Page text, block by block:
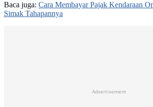
Baca juga: Cara Membayar Pajak Kendaraan
Simak Tahapannya
Advertisement